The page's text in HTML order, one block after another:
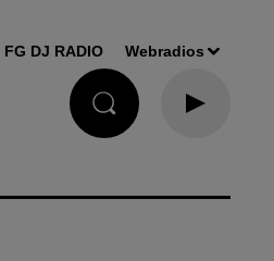
FG DJ RADIO Webradios